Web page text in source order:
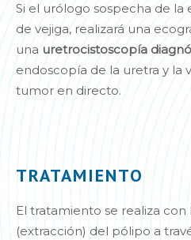
Si el urólogo sospecha de la
de vejiga, realizará una
una uretrocistoscopía
endoscopía de la uretra y la
tumor en directo.
TRATAMIENTO
El tratamiento se realiza con
(extracción) del pólipo a